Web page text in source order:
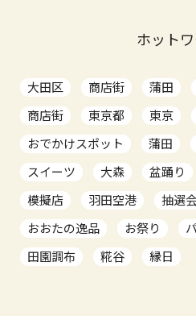
ホット
大田区 商店街 蒲田
商店街
東京都 東京
おでかけスポット
蒲田
スイーツ
大森 盆踊り
模擬店
羽田空港 抽選
おおたの逸品
お祭り
田園調布
糀谷 縁日